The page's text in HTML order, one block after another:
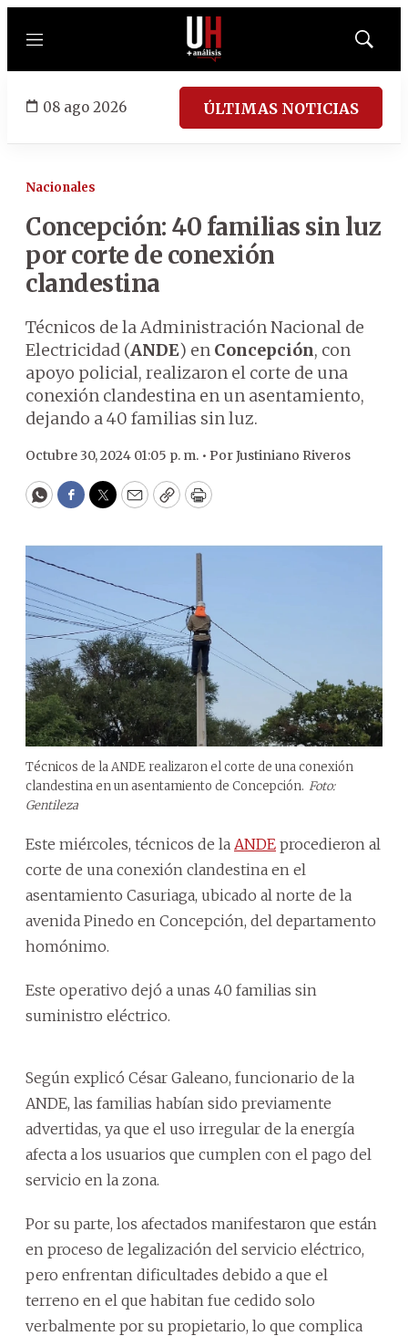
Menú
Mostrar
08 ago 2026 ÚLTIMAS NOTICIAS
Nacionales
Concepción: 40 familias sin luz
por corte de conexión
clandestina
Técnicos de la Administración Nacional de
Electricidad (ANDE) en Concepción, con
apoyo policial, realizaron el corte de una
conexión clandestina en un asentamiento,
dejando a 40 familias sin luz.
Octubre 30, 2024 01:05 p. m. • PorJustiniano Riveros
WhatsApp
Facebook
Twitter
EmailCopyPrint
Técnicos de la ANDE realizaron el corte de una conexión
clandestina en un asentamiento de Concepción. Foto:
Gentileza
Este miércoles, técnicos de la ANDE procedieron al
corte de una conexión clandestina en el
asentamiento Casuriaga, ubicado al norte de la
avenida Pinedo en Concepción, del departamento
homónimo.
Este operativo dejó a unas 40 familias sin
suministro eléctrico.
Según explicó César Galeano, funcionario de la
ANDE, las familias habían sido previamente
advertidas, ya que el uso irregular de la energía
afecta a los usuarios que cumplen con el pago del
servicio en la zona.
Por su parte, los afectados manifestaron que están
en proceso de legalización del servicio eléctrico,
pero enfrentan dificultades debido a que el
terreno en el que habitan fue cedido solo
verbalmente por su propietario, lo que complica